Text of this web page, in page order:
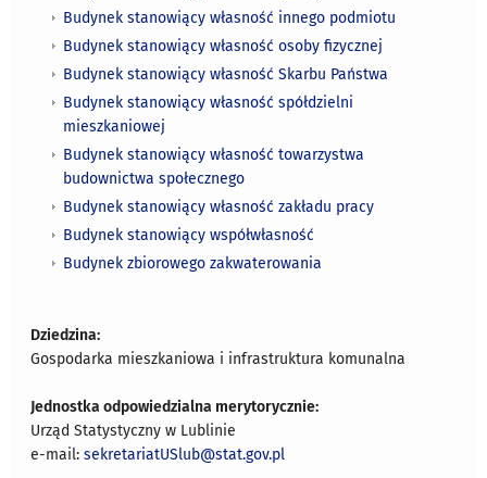
Budynek stanowiący własność innego podmiotu
Budynek stanowiący własność osoby fizycznej
Budynek stanowiący własność Skarbu Państwa
Budynek stanowiący własność spółdzielni
mieszkaniowej
Budynek stanowiący własność towarzystwa
budownictwa społecznego
Budynek stanowiący własność zakładu pracy
Budynek stanowiący współwłasność
Budynek zbiorowego zakwaterowania
Dziedzina:
Gospodarka mieszkaniowa i infrastruktura komunalna
Jednostka odpowiedzialna merytorycznie:
Urząd Statystyczny w Lublinie
e-mail:sekretariatUSlub@stat.gov.pl